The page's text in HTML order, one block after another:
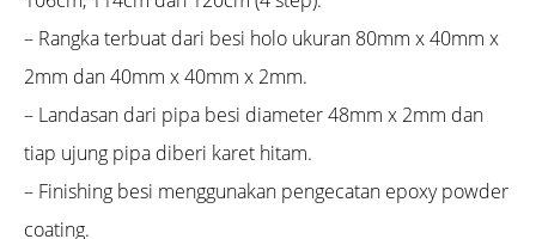
– Rangka terbuat dari besi holo ukuran 80mm x 40mm x
2mm dan 40mm x 40mm x 2mm.
– Landasan dari pipa besi diameter 48mm x 2mm dan
tiap ujung pipa diberi karet hitam.
– Finishing besi menggunakan pengecatan epoxy powder
coating.